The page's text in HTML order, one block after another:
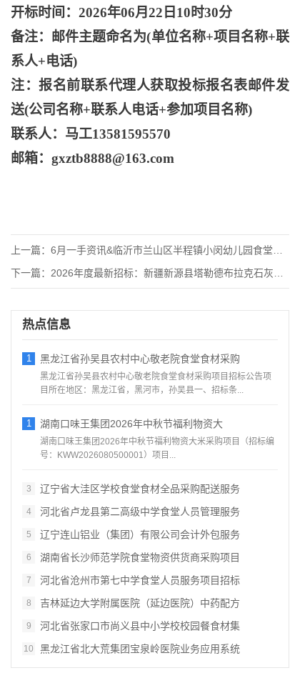
开标时间： 2026年06月22日10时30分
备注：邮件主题命名为(单位名称+项目名称+联
系人+电话)
注：报名前联系代理人获取投标报名表邮件发
送(公司名称+联系人电话+参加项目名称)
联系人：马工13581595570
邮箱： gxztb8888@163.com
上一篇： 6月一手资讯&临沂市兰山区半程镇小闵幼儿园食堂食材配
下一篇： 2026年度最新招标：新疆新源县塔勒德布拉克石灰岩矿详查项目
热点信息
1 黑龙江省孙吴县农村中心敬老院食堂食材采购
黑龙江省孙吴县农村中心敬老院食堂食材采购项目招标公告项
目所在地区：黑龙江省，黑河市，孙吴县一、招标条...
1 湖南口味王集团2026年中秋节福利物资大
湖南口味王集团2026年中秋节福利物资大米采购项目（招标编
号：KWW2026080500001）项目...
3 辽宁省大洼区学校食堂食材全品采购配送服务
4 河北省卢龙县第二高级中学食堂人员管理服务
5 辽宁连山铝业（集团）有限公司会计外包服务
6 湖南省长沙师范学院食堂物资供货商采购项目
7 河北省沧州市第七中学食堂人员服务项目招标
8 吉林延边大学附属医院（延边医院）中药配方
9 河北省张家口市尚义县中小学校校园餐食材集
10 黑龙江省北大荒集团宝泉岭医院业务应用系统